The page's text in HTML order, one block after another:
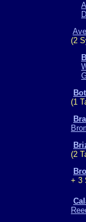
(2
(1
(2
+ 3